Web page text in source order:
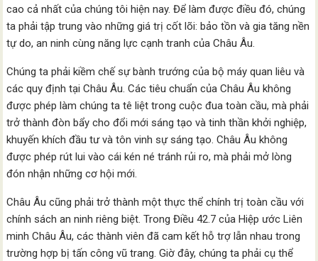
cao cả nhất của chúng tôi hiện nay. Để làm được điều đó, chúng
ta phải tập trung vào những giá trị cốt lõi: bảo tồn và gia tăng nền
tự do, an ninh cùng năng lực cạnh tranh của Châu Âu.
Chúng ta phải kiềm chế sự bành trướng của bộ máy quan liêu và
các quy định tại Châu Âu. Các tiêu chuẩn của Châu Âu không
được phép làm chúng ta tê liệt trong cuộc đua toàn cầu, mà phải
trở thành đòn bẩy cho đổi mới sáng tạo và tinh thần khởi nghiệp,
khuyến khích đầu tư và tôn vinh sự sáng tạo. Châu Âu không
được phép rút lui vào cái kén né tránh rủi ro, mà phải mở lòng
đón nhận những cơ hội mới.
Châu Âu cũng phải trở thành một thực thể chính trị toàn cầu với
chính sách an ninh riêng biệt. Trong Điều 42.7 của Hiệp ước Liên
minh Châu Âu, các thành viên đã cam kết hỗ trợ lẫn nhau trong
trường hợp bị tấn công vũ trang. Giờ đây, chúng ta phải cụ thể